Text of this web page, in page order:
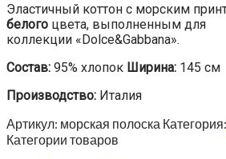
Эластичный коттон с морским
белого цвета, выполненным для
коллекции «Dolce&Gabbana».
Состав: 95% хлопок Ширина: 145 см
Производство: Италия
Артикул: морская полоска Категория:
Категории товаров